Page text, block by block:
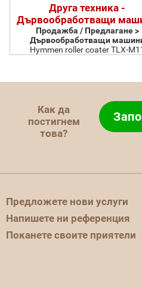
Друга техника -
Дървообработващи
Продажба / Предлагане >
Дървообработващи
Hymmen roller coater TLX-
Как да
постигнем
това?
Предложете нови услуги
Напишете ни референция
Поканете своите приятели